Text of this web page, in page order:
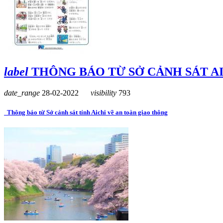
label THÔNG BÁO TỪ SỞ CẢNH SÁT
date_range 28-02-2022 visibility 793
Thông báo từ Sở cảnh sát tỉnh Aichi về an toàn giao thông